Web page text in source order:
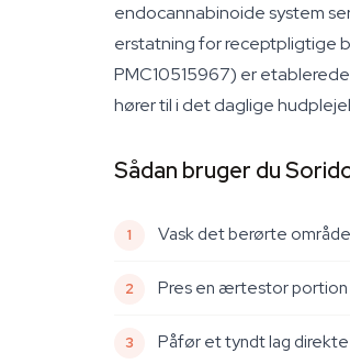
endocannabinoide system
erstatning for receptpligtige
PMC10515967) er
hører til i det daglige
Sådan bruger du
Vask det berørte
Pres en ærtestor portion
Påfør et tyndt lag